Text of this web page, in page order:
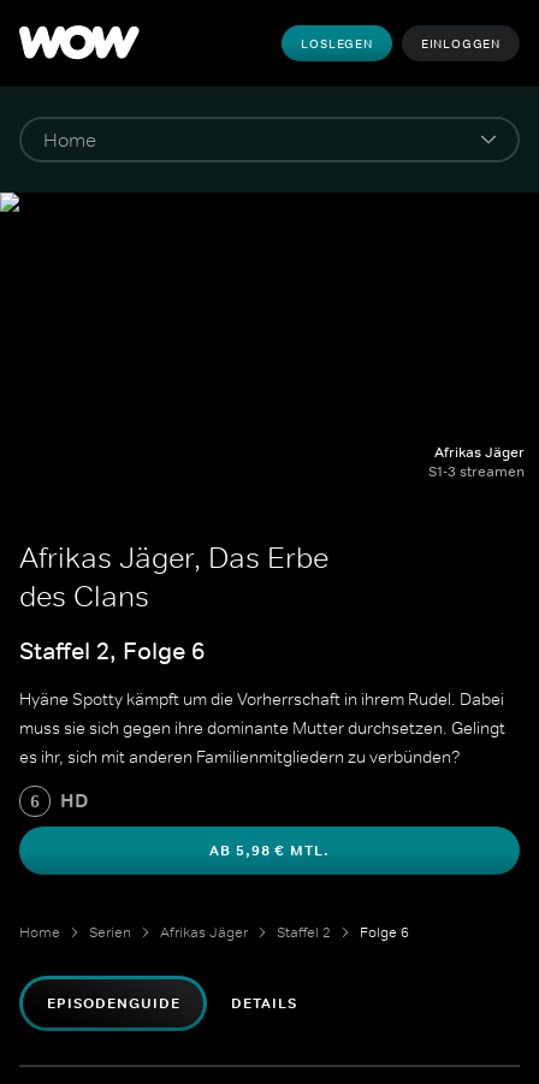
LOSLEGEN EINLOGGEN
Afrikas Jäger
S1-3 streamen
Afrikas Jäger, Das Erbe
des Clans
Staffel 2, Folge 6
Hyäne Spotty kämpft um die Vorherrschaft in ihrem Rudel. Dabei
muss sie sich gegen ihre dominante Mutter durchsetzen. Gelingt
es ihr, sich mit anderen Familienmitgliedern zu verbünden?
6 HD
AB 5,98 € MTL.
Home Serien Afrikas Jäger Staffel 2 Folge 6
EPISODENGUIDE DETAILS